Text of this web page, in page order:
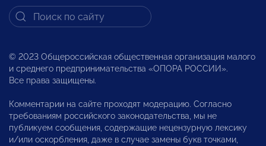
© 2023 Общероссийская общественная организация малого
и среднего предпринимательства «ОПОРА РОССИИ».
Все права защищены.
Комментарии на сайте проходят модерацию. Согласно
требованиям российского законодательства, мы не
публикуем сообщения, содержащие нецензурную лексику
и/или оскорбления, даже в случае замены букв точками,